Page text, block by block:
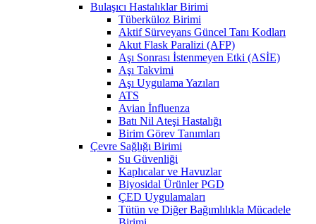
Bulaşıcı Hastalıklar Birimi
Tüberküloz Birimi
Aktif Sürveyans Güncel Tanı Kodları
Akut Flask Paralizi (AFP)
Aşı Sonrası İstenmeyen Etki (ASİE)
Aşı Takvimi
Aşı Uygulama Yazıları
ATS
Avian İnfluenza
Batı Nil Ateşi Hastalığı
Birim Görev Tanımları
Çevre Sağlığı Birimi
Su Güvenliği
Kaplıcalar ve Havuzlar
Biyosidal Ürünler PGD
ÇED Uygulamaları
Tütün ve Diğer Bağımlılıkla Mücadele